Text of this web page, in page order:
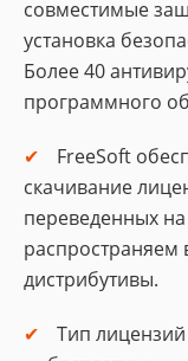
совместимые
установка
Более 40
программного
FreeSoft
скачивание
переведенных
распространяем
дистрибутивы.
Тип